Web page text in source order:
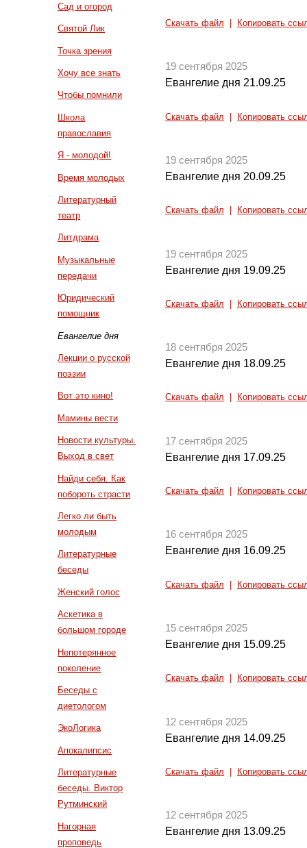
Сад и огород
Святой Лик
Точка зрения
Хочу все знать
Чтобы помнили
Школа
православия
Я - молодой!
Время молодых
Литературный
театр
Литдрама
Музыкальные
передачи
Юридический
помощник
Евангелие дня
Лекции о русской
поэзии
Вот это кино!
Мамины вести
Новости культуры.
Выход в свет
Найди себя. Как
побороть страсти
Легко ли быть
молодым
Литературные
беседы
Женский голос
Аскетика в
большом городе
Непотерянное
поколение
Беседы с
диетологом
ЭкоЛогика
Апокалипсис
Литературные
беседы. Виктор
Рутминский
Нагорная
проповедь
Скачать файл Копировать
19 сентября 2025
Евангелие дня 21.09.25
Скачать файл Копировать
19 сентября 2025
Евангелие дня 20.09.25
Скачать файл Копировать
19 сентября 2025
Евангелие дня 19.09.25
Скачать файл Копировать
18 сентября 2025
Евангелие дня 18.09.25
Скачать файл Копировать
17 сентября 2025
Евангелие дня 17.09.25
Скачать файл Копировать
16 сентября 2025
Евангелие дня 16.09.25
Скачать файл Копировать
15 сентября 2025
Евангелие дня 15.09.25
Скачать файл Копировать
12 сентября 2025
Евангелие дня 14.09.25
Скачать файл Копировать
12 сентября 2025
Евангелие дня 13.09.25